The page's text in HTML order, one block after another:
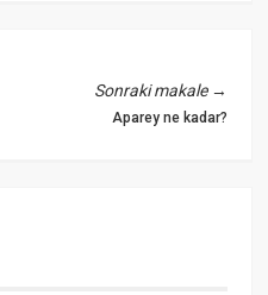
Sonraki makale→
Aparey ne kadar?